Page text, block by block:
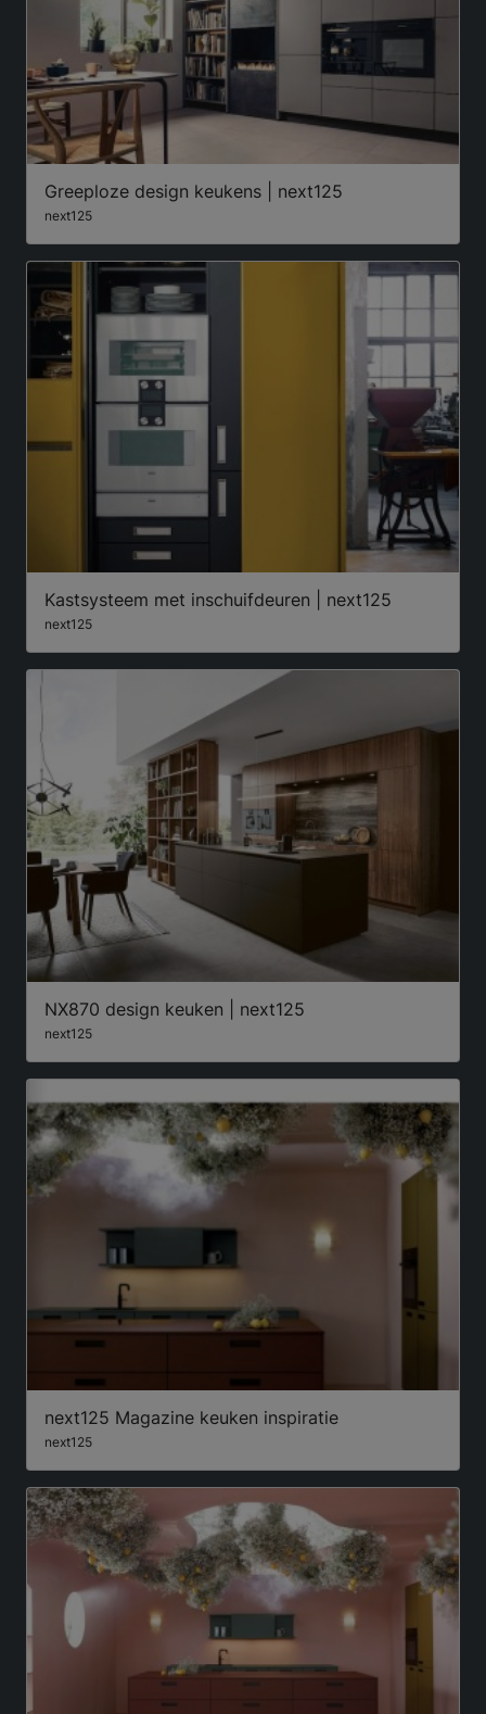
Greeploze design keukens | next125
next125
Kastsysteem met inschuifdeuren | next125
next125
NX870 design keuken | next125
next125
next125 Magazine keuken inspiratie
next125